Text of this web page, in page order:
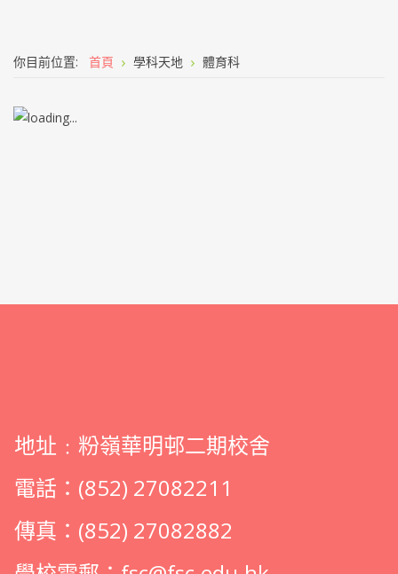
你目前位置: 首頁 學科天地 體育科
地址﹕粉嶺華明邨二期校舍
電話：(852) 27082211
傳真：(852) 27082882